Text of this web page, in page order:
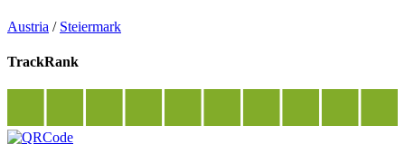
Austria / Steiermark
TrackRank